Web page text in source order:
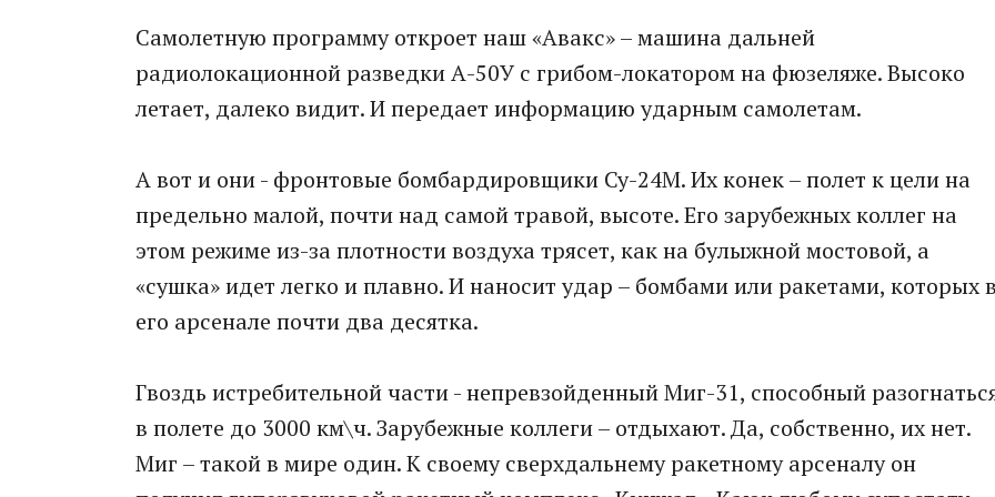
Самолетную программу откроет наш «Авакс» – машина дальней
радиолокационной разведки А-50У с грибом-локатором на фюзеляже. Высоко
летает, далеко видит. И передает информацию ударным самолетам.
А вот и они - фронтовые бомбардировщики Су-24М. Их конек – полет к цели на
предельно малой, почти над самой травой, высоте. Его зарубежных коллег на
этом режиме из-за плотности воздуха трясет, как на булыжной мостовой, а
«сушка» идет легко и плавно. И наносит удар – бомбами или ракетами, которых
его арсенале почти два десятка.
Гвоздь истребительной части - непревзойденный Миг-31, способный
в полете до 3000 км\ч. Зарубежные коллеги – отдыхают. Да, собственно, их нет.
Миг – такой в мире один. К своему сверхдальнему ракетному арсеналу он